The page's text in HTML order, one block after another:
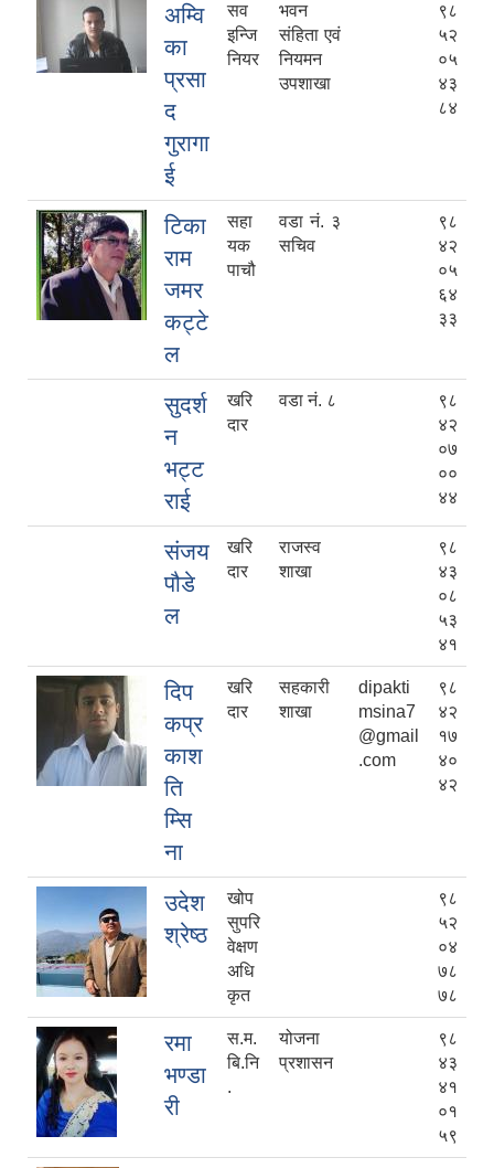
अम्वि
का
प्रसा
द
गुरागा
ई
सव
इन्जि
नियर
भवन
संहिता एवं
नियमन
उपशाखा
९८
५२
०५
४३
८४
टिका
राम
जमर
कट्टे
ल
सहा
यक
पाचौ
वडा नं. ३
सचिव
९८
४२
०५
६४
३३
सुदर्श
न
भट्ट
राई
खरि
दार
वडा नं. ८
९८
४२
०७
००
४४
संजय
पौडे
ल
खरि
दार
राजस्व
शाखा
९८
४३
०८
५३
४१
दिप
कप्र
काश
ति
म्सि
ना
खरि
दार
सहकारी
शाखा
dipakti
msina7
@gmail
.com
९८
४२
१७
४०
४२
उदेश
श्रेष्ठ
खोप
सुपरि
वेक्षण
अधि
कृत
९८
५२
०४
७८
७८
रमा
भण्डा
री
स.म.
बि.नि
.
योजना
प्रशासन
९८
४३
४१
०१
५९